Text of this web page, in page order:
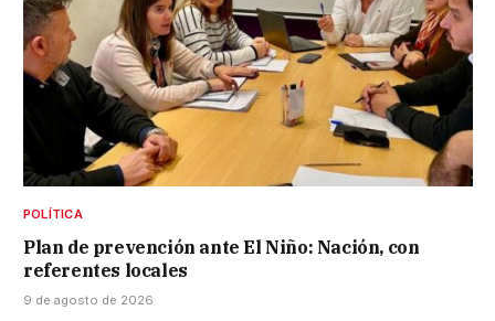
POLÍTICA
Plan de prevención ante El Niño: Nación, con
referentes locales
9 de agosto de 2026